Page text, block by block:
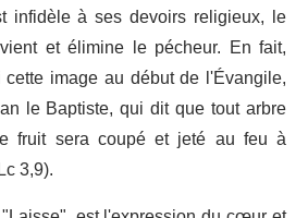
infidèle à ses devoirs religieux, le
et élimine le pécheur. En fait,
image au début de l'Évangile,
le Baptiste, qui dit que tout arbre
fruit sera coupé et jeté au feu à
3,9).